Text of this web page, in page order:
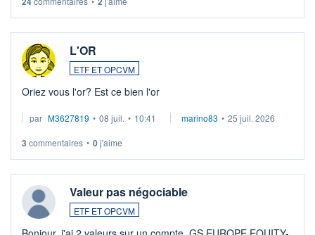
L'OR
ETF ET OPCVM
Oriez vous l'or? Est ce bien l'or
par M3627819 • 08 juil. • 10:41 marino83 • 25 juil. 2026
3 commentaires • 0j'aime
Valeur pas négociable
ETF ET OPCVM